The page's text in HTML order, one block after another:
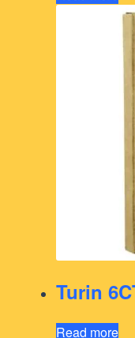
Turin
Read more